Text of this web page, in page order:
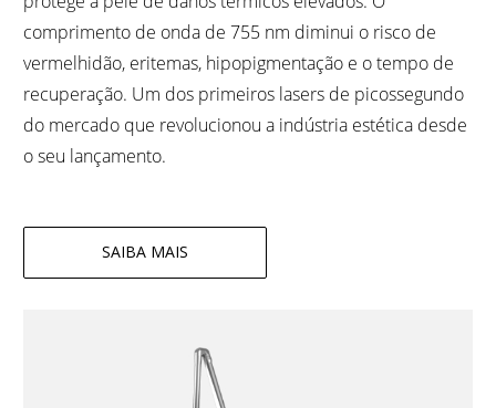
comprimento de onda de 755 nm diminui o risco de
vermelhidão, eritemas, hipopigmentação e o tempo de
recuperação. Um dos primeiros lasers de picossegundo
do mercado que revolucionou a indústria estética desde
o seu lançamento.
SAIBA MAIS